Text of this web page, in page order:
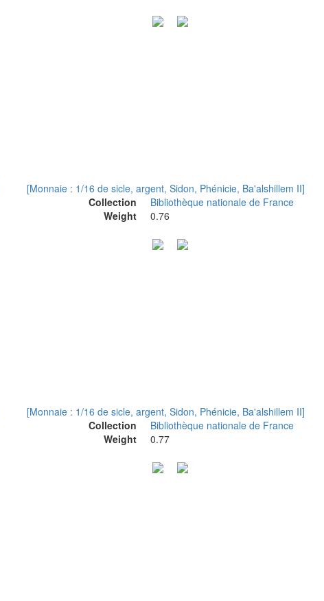
[Monnaie : 1/16 de sicle, argent, Sidon, Phénicie, Ba'alshillem II]
Collection
Bibliothèque nationale de France
Weight
0.76
[Monnaie : 1/16 de sicle, argent, Sidon, Phénicie, Ba'alshillem II]
Collection
Bibliothèque nationale de France
Weight
0.77